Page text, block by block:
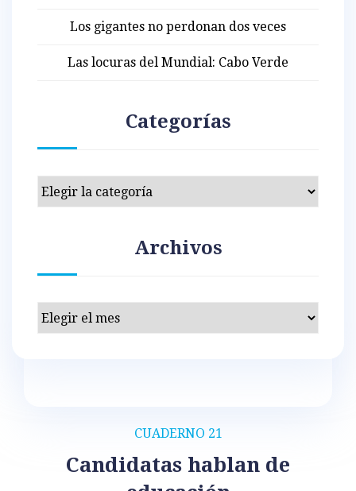
CUADERNO 21
Candidatas hablan de
Los gigantes no perdonan dos veces
Las locuras del Mundial: Cabo Verde
Categorías
Categorías
Archivos
Archivos